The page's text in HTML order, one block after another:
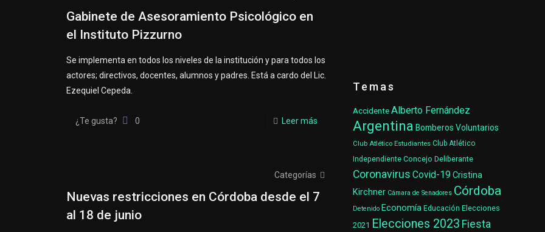
Gabinete de Asesoramiento Psicológico en
el Instituto Pizzurno
Se implementa en todos los niveles de la institución y para todos los
actores; directivos, docentes, alumnos y padres. Está a cardo del Lic.
Ezequiel Cepeda.
¿Te gusta? 0 Leer más
Categorías
Nuevas restricciones en Córdoba desde el 7
al 18 de junio
Temas
AccidenteAlberto Fernández
Argentina Bomberos Voluntarios
Club Atlético Estudiantes Club Atlético
Independiente Concejo Deliberante
Coronavirus Covid-19 Cristina
Kirchner Cámara de Senadores Córdoba
Detenido Economía Educación Elecciones
2021 Elecciones 2023 Fiesta